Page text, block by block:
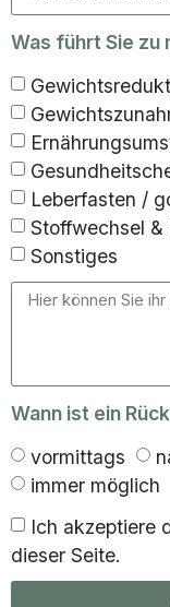
Was führt Sie zu
Leberfasten /
Stoffwechsel &
Sonstiges
Wann ist ein
vormittags
immer möglich
Ich akzeptiere
dieser Seite.